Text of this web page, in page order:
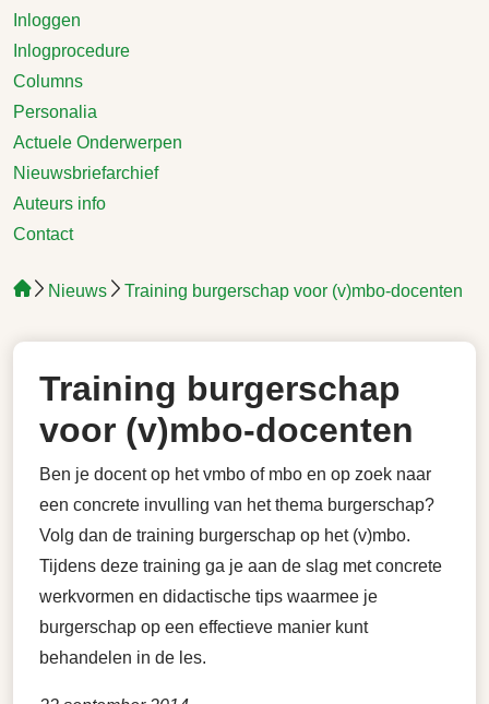
Inloggen
Inlogprocedure
Columns
Personalia
Actuele Onderwerpen
Nieuwsbriefarchief
Auteurs info
Contact
Nieuws Training burgerschap voor (v)mbo-docenten
Training burgerschap
voor (v)mbo-docenten
Ben je docent op het vmbo of mbo en op zoek naar
een concrete invulling van het thema burgerschap?
Volg dan de training burgerschap op het (v)mbo.
Tijdens deze training ga je aan de slag met concrete
werkvormen en didactische tips waarmee je
burgerschap op een effectieve manier kunt
behandelen in de les.